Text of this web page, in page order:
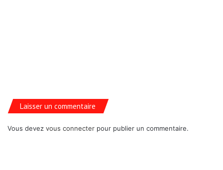
Laisser un commentaire
Vous devez vous connecter pour publier un commentaire.